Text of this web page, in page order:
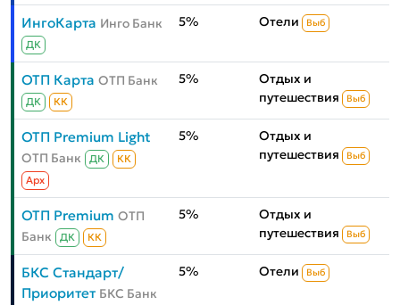
ИнгоКарта Инго Банк
ДК
5% Отели Выб
ОТП Карта ОТП Банк
ДК КК
5%
Отдых и
путешествия
Выб
ОТП Premium Light
ОТП Банк ДК
КК
Aрх
5%
Отдых и
путешествия
Выб
ОТП Premium ОТП
Банк
ДК КК
5%
Отдых и
путешествия
Выб
БКС Стандарт/
Приоритет БКС Банк
5% Отели Выб